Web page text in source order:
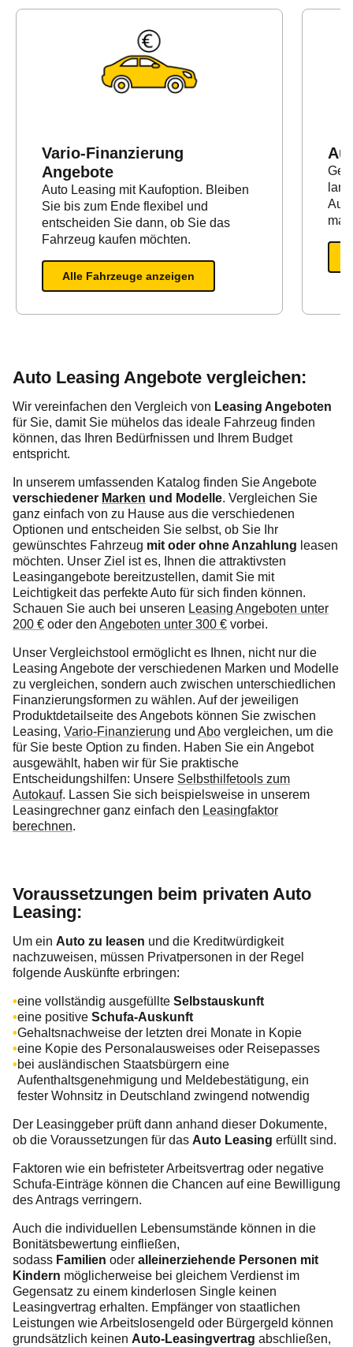
Vario-Finanzierung
Angebote
Auto Leasing mit Kaufoption. Bleiben
Sie bis zum Ende flexibel und
entscheiden Sie dann, ob Sie das
Fahrzeug kaufen möchten.
Alle Fahrzeuge anzeigen
Auto Leasing Angebote vergleichen:
Wir vereinfachen den Vergleich von Leasing Angeboten
für Sie, damit Sie mühelos das ideale Fahrzeug finden
können, das Ihren Bedürfnissen und Ihrem Budget
entspricht.
In unserem umfassenden Katalog finden Sie Angebote
verschiedener Marken und Modelle. Vergleichen Sie
ganz einfach von zu Hause aus die verschiedenen
Optionen und entscheiden Sie selbst, ob Sie Ihr
gewünschtes Fahrzeug mit oder ohne Anzahlung leasen
möchten. Unser Ziel ist es, Ihnen die attraktivsten
Leasingangebote bereitzustellen, damit Sie mit
Leichtigkeit das perfekte Auto für sich finden können.
Schauen Sie auch bei unseren Leasing Angeboten unter
200 € oder den Angeboten unter 300 € vorbei.
Unser Vergleichstool ermöglicht es Ihnen, nicht nur die
Leasing Angebote der verschiedenen Marken und Modelle
zu vergleichen, sondern auch zwischen unterschiedlichen
Finanzierungsformen zu wählen. Auf der jeweiligen
Produktdetailseite des Angebots können Sie zwischen
Leasing, Vario-Finanzierung und Abo vergleichen, um die
für Sie beste Option zu finden. Haben Sie ein Angebot
ausgewählt, haben wir für Sie praktische
Entscheidungshilfen: Unsere Selbsthilfetools zum
Autokauf. Lassen Sie sich beispielsweise in unserem
Leasingrechner ganz einfach den Leasingfaktor
berechnen.
Voraussetzungen beim privaten Auto
Leasing:
Um ein Auto zu leasen und die Kreditwürdigkeit
nachzuweisen, müssen Privatpersonen in der Regel
folgende Auskünfte erbringen:
eine vollständig ausgefüllte Selbstauskunft
eine positive Schufa-Auskunft
Gehaltsnachweise der letzten drei Monate in Kopie
eine Kopie des Personalausweises oder Reisepasses
bei ausländischen Staatsbürgern eine
Aufenthaltsgenehmigung und Meldebestätigung, ein
fester Wohnsitz in Deutschland zwingend notwendig
Der Leasinggeber prüft dann anhand dieser Dokumente,
ob die Voraussetzungen für das Auto Leasing erfüllt sind.
Faktoren wie ein befristeter Arbeitsvertrag oder negative
Schufa-Einträge können die Chancen auf eine Bewilligung
des Antrags verringern.
Auch die individuellen Lebensumstände können in die
Bonitätsbewertung einfließen,
sodass Familien oder alleinerziehende Personen mit
Kindern möglicherweise bei gleichem Verdienst im
Gegensatz zu einem kinderlosen Single keinen
Leasingvertrag erhalten. Empfänger von staatlichen
Leistungen wie Arbeitslosengeld oder Bürgergeld können
grundsätzlich keinen Auto-Leasingvertrag abschließen,